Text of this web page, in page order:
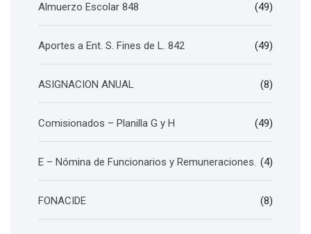
Almuerzo Escolar 848 (49)
Aportes a Ent. S. Fines de L. 842 (49)
ASIGNACION ANUAL (8)
Comisionados – Planilla G y H (49)
E – Nómina de Funcionarios y Remuneraciones. (4)
FONACIDE (8)